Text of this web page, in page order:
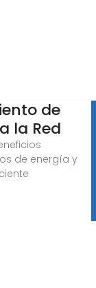
de
la Red
de energía y